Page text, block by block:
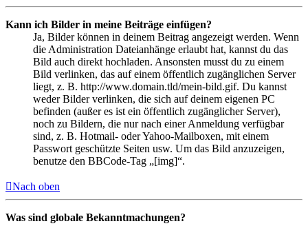
Kann ich Bilder in meine Beiträge einfügen?
Ja, Bilder können in deinem Beitrag angezeigt werden. Wenn
die Administration Dateianhänge erlaubt hat, kannst du das
Bild auch direkt hochladen. Ansonsten musst du zu einem
Bild verlinken, das auf einem öffentlich zugänglichen Server
liegt, z. B. http://www.domain.tld/mein-bild.gif. Du kannst
weder Bilder verlinken, die sich auf deinem eigenen PC
befinden (außer es ist ein öffentlich zugänglicher Server),
noch zu Bildern, die nur nach einer Anmeldung verfügbar
sind, z. B. Hotmail- oder Yahoo-Mailboxen, mit einem
Passwort geschützte Seiten usw. Um das Bild anzuzeigen,
benutze den BBCode-Tag „[img]“.
Nach oben
Was sind globale Bekanntmachungen?